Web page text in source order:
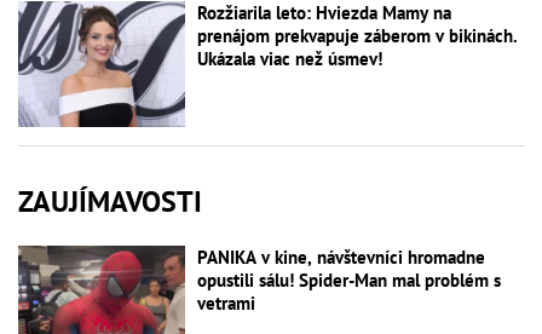
Rozžiarila leto: Hviezda Mamy na
prenájom prekvapuje záberom v bikinách.
Ukázala viac než úsmev!
ZAUJÍMAVOSTI
PANIKA v kine, návštevníci hromadne
opustili sálu! Spider-Man mal problém s
vetrami